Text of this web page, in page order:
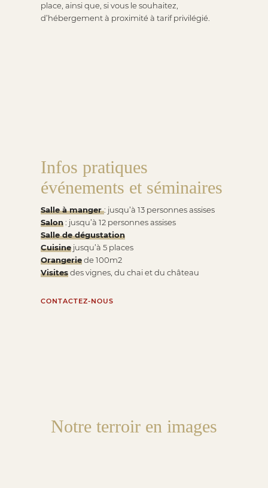
place, ainsi que, si vous le souhaitez,
d’hébergement à proximité à tarif privilégié.
Infos pratiques
événements et séminaires
Salle à manger: jusqu’à 13 personnes assises
Salon: jusqu’à 12 personnes assises
Salle de dégustation
Cuisinejusqu’à 5 places
Orangeriede 100m2
Visitesdes vignes, du chai et du château
CONTACTEZ-NOUS
Notre terroir en images